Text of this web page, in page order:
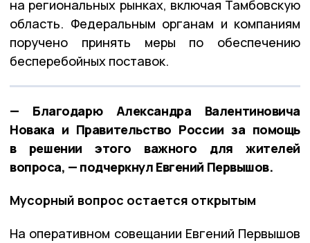
на региональных рынках, включая Тамбовскую
область. Федеральным органам и компаниям
поручено принять меры по обеспечению
бесперебойных поставок.
— Благодарю Александра Валентиновича
Новака и Правительство России за помощь
в решении этого важного для жителей
вопроса, — подчеркнул Евгений Первышов.
Мусорный вопрос остается открытым
На оперативном совещании Евгений Первышов